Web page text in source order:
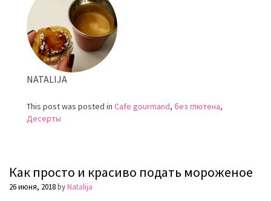
NATALIJA
This post was posted in Cafe gourmand, без глютена,
Десерты
Как просто и красиво подать мороженое
26 июня, 2018byNatalija